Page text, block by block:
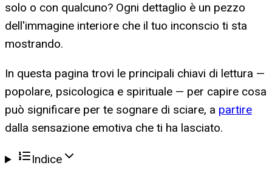
solo o con qualcuno? Ogni dettaglio è un pezzo
dell'immagine interiore che il tuo inconscio ti sta
mostrando.
In questa pagina trovi le principali chiavi di lettura —
popolare, psicologica e spirituale — per capire cosa
può significare per te sognare di sciare, a partire
dalla sensazione emotiva che ti ha lasciato.
Indice